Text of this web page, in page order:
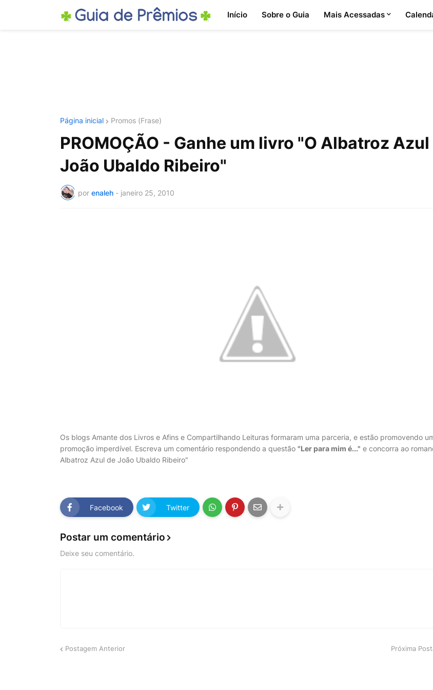
Início Sobre o Guia Mais Acessadas
Página inicial Promos (Frase)
PROMOÇÃO - Ganhe um livro "O Albatroz Azul
João Ubaldo Ribeiro"
por enaleh - janeiro 25, 2010
Os blogs Amante dos Livros e Afins e Compartilhando Leituras formaram uma parceria, e estão promovendo
promoção imperdível. Escreva um comentário respondendo a questão "Ler para mim é..." e concorra ao
Albatroz Azul de João Ubaldo Ribeiro"
Facebook Twitter
Postar um comentário
Deixe seu comentário.
Postagem Anterior Próxima